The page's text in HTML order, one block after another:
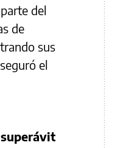
del
de
sus
el